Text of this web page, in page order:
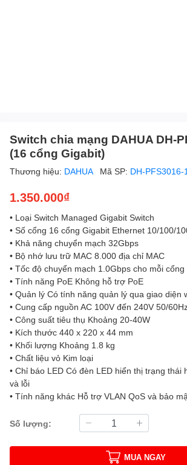
Switch chia mạng DAHUA DH-
(16 cổng Gigabit)
Thương hiệu: DAHUA Mã SP: DH-PFS3016-
1.350.000₫
• Loại Switch Managed Gigabit Switch
• Số cổng 16 cổng Gigabit Ethernet 10/100/
• Khả năng chuyển mạch 32Gbps
• Bộ nhớ lưu trữ MAC 8.000 địa chỉ MAC
• Tốc độ chuyển mạch 1.0Gbps cho mỗi cổng
• Tính năng PoE Không hỗ trợ PoE
• Quản lý Có tính năng quản lý qua giao diện
• Cung cấp nguồn AC 100V đến 240V 50/
• Công suất tiêu thụ Khoảng 20-40W
• Kích thước 440 x 220 x 44 mm
• Khối lượng Khoảng 1.8 kg
• Chất liệu vỏ Kim loại
• Chỉ báo LED Có đèn LED hiển thị trạng thái
và lỗi
• Tính năng khác Hỗ trợ VLAN QoS và bảo
Số lượng:
MUA NGAY